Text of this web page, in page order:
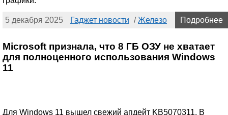
5 декабря 2025 Гаджет новости /Железо Подробнее
Microsoft признала, что 8 ГБ ОЗУ не хватает
для полноценного использования Windows
11
Для Windows 11 вышел свежий апдейт KB5070311. В